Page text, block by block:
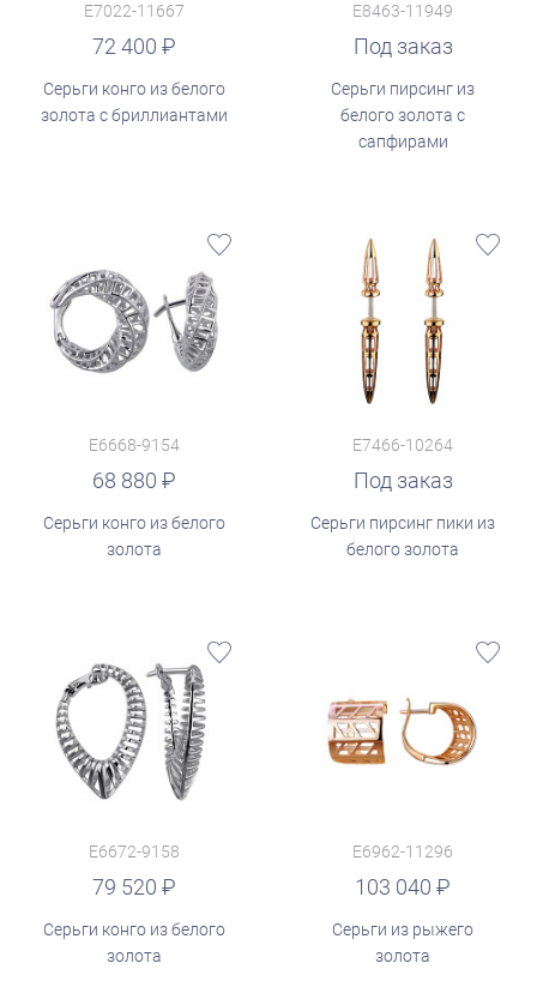
E7022-11667
72 400
Серьги конго из белого
золота с бриллиантами
E8463-11949
Под заказ
Серьги пирсинг из
белого золота с
сапфирами
E6668-9154
68 880
Серьги конго из белого
золота
E7466-10264
Под заказ
Серьги пирсинг пики из
белого золота
E6672-9158
79 520
Серьги конго из белого
золота
E6962-11296
103 040
руб.
Серьги из рыжего
золота